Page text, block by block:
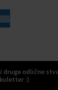
druge odlične
:)